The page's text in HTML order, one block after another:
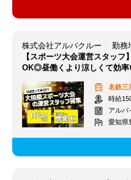
株式会社アルバクルー 勤務
【スポーツ大会運営スタッフ
OK◎昼働くより涼しくて効率
名鉄三
時給
アルバ
愛知県